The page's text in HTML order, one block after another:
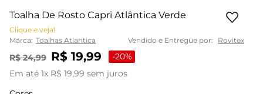
Toalha De Rosto Capri Atlântica Verde
Clique e veja!
Marca: Toalhas Atlantica Vendido e Entregue por: Rovitex
R$ 24,99 R$ 19,99 -20%
Em até 1x R$ 19,99 sem juros
6º conjunto feminino